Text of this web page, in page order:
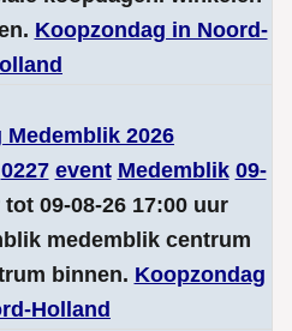
Koopzondag in Noord-
Medemblik 2026
0227 event Medemblik 09-
09-08-26 17:00 uur
medemblik centrum
binnen. Koopzondag
Holland